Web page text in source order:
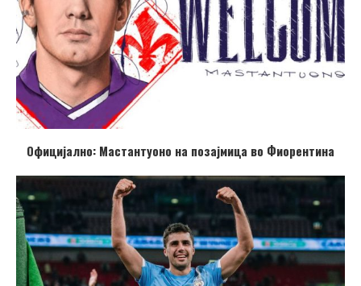
Официјално: Мастантуоно на позајмица во Фиорентина